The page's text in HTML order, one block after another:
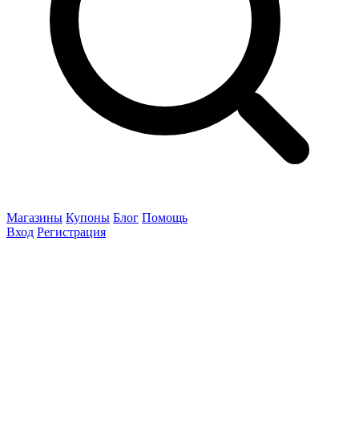
Магазины Купоны Блог Помощь
Вход Регистрация